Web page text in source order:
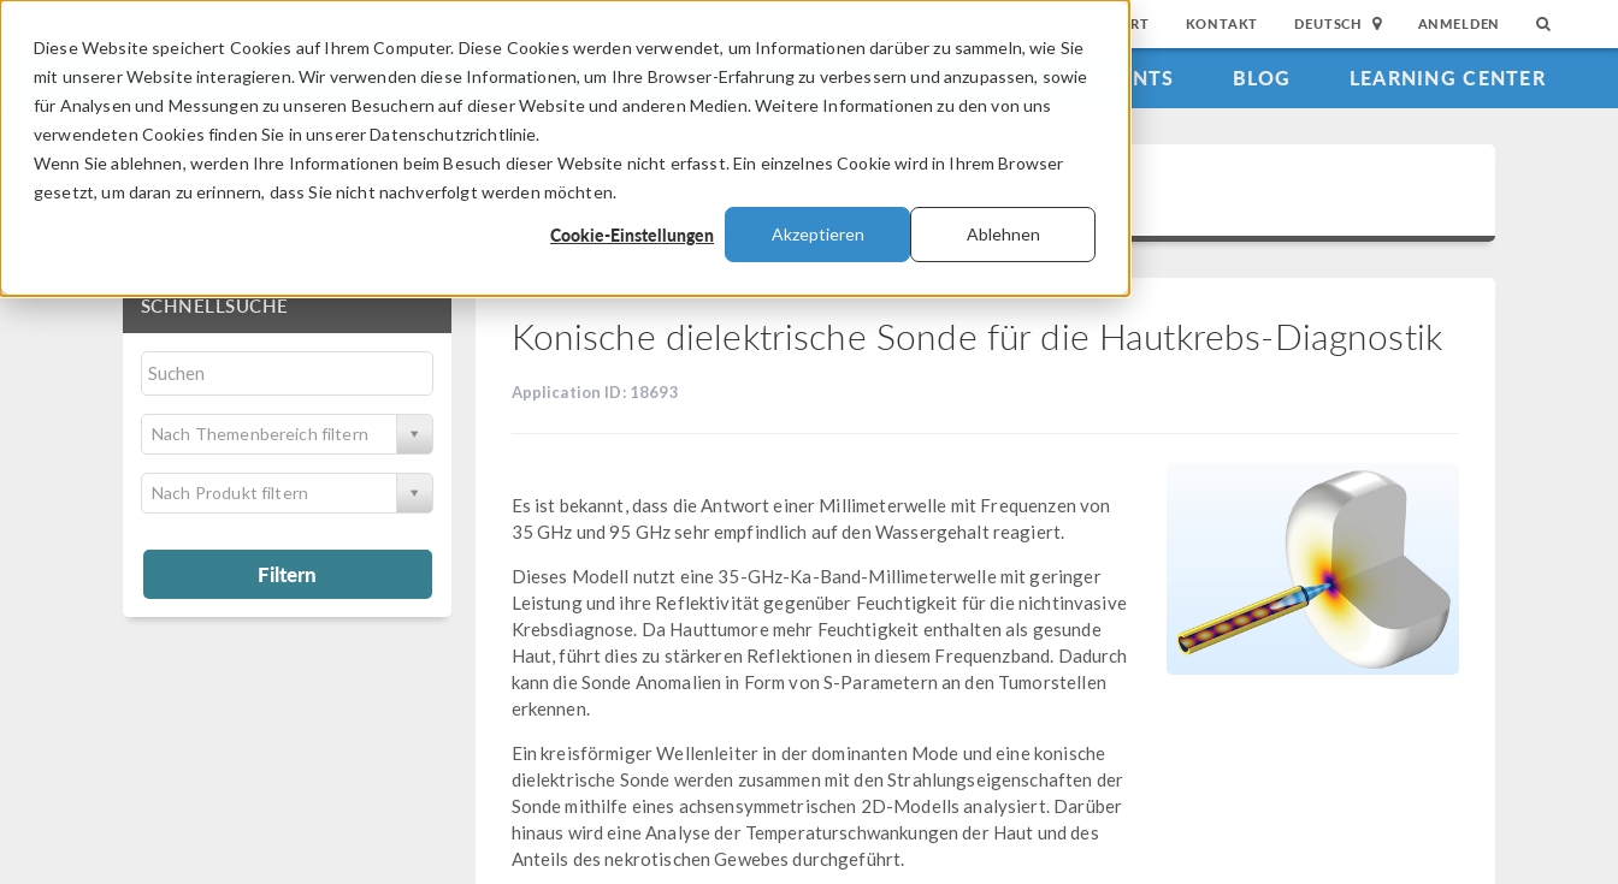
Diese Website speichert Cookies auf Ihrem Computer. Diese Cookies werden verwendet, um Informationen darüber zu sammeln, wie Sie
mit unserer Website interagieren. Wir verwenden diese Informationen, um Ihre Browser-Erfahrung zu verbessern und anzupassen, sowie
für Analysen und Messungen zu unseren Besuchern auf dieser Website und anderen Medien. Weitere Informationen zu den von uns
verwendeten Cookies finden Sie in unserer Datenschutzrichtlinie.
Wenn Sie ablehnen, werden Ihre Informationen beim Besuch dieser Website nicht erfasst. Ein einzelnes Cookie wird in Ihrem Browser
gesetzt, um daran zu erinnern, dass Sie nicht nachverfolgt werden möchten.
Cookie-Einstellungen Akzeptieren Ablehnen
SUPPORT KONTAKT DEUTSCH ANMELDEN
PRODUKTE BRANCHEN VIDEOS EVENTS BLOG LEARNING CENTER
Application Gallery
SCHNELLSUCHE
Nach Themenbereich filtern
Nach Produkt filtern
Filtern
Konische dielektrische Sonde für die Hautkrebs-Diagnostik
Application ID: 18693
Es ist bekannt, dass die Antwort einer Millimeterwelle mit Frequenzen von
35 GHz und 95 GHz sehr empfindlich auf den Wassergehalt reagiert.
Dieses Modell nutzt eine 35-GHz-Ka-Band-Millimeterwelle mit geringer
Leistung und ihre Reflektivität gegenüber Feuchtigkeit für die nichtinvasive
Krebsdiagnose. Da Hauttumore mehr Feuchtigkeit enthalten als gesunde
Haut, führt dies zu stärkeren Reflektionen in diesem Frequenzband. Dadurch
kann die Sonde Anomalien in Form von S-Parametern an den Tumorstellen
erkennen.
Ein kreisförmiger Wellenleiter in der dominanten Mode und eine konische
dielektrische Sonde werden zusammen mit den Strahlungseigenschaften der
Sonde mithilfe eines achsensymmetrischen 2D-Modells analysiert. Darüber
hinaus wird eine Analyse der Temperaturschwankungen der Haut und des
Anteils des nekrotischen Gewebes durchgeführt.